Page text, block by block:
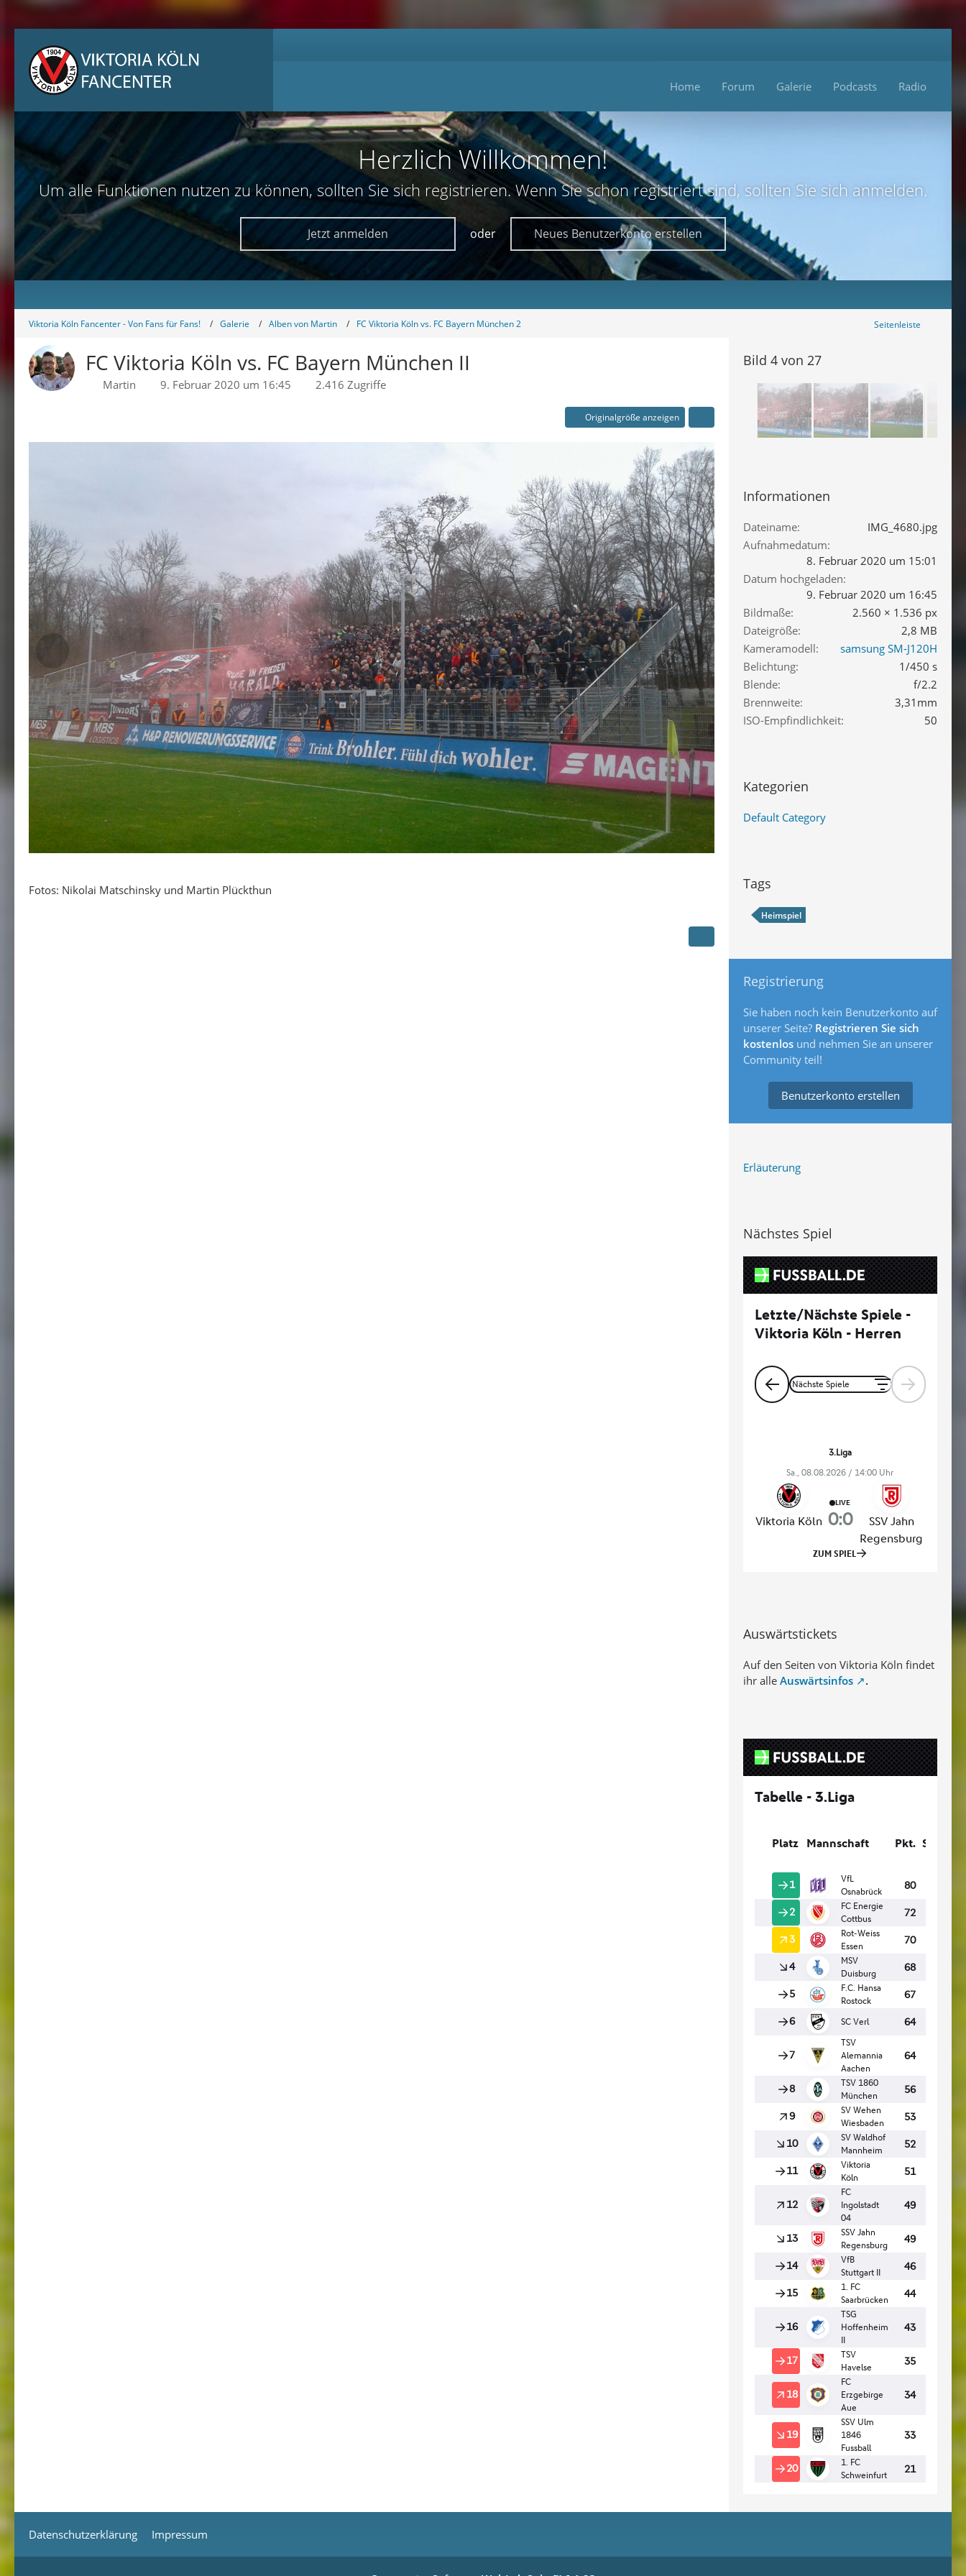
Home Forum Galerie Podcasts Radio
Herzlich Willkommen!
Um alle Funktionen nutzen zu können, sollten Sie sich registrieren. Wenn Sie schon registriert sind, sollten Sie sich anmelden.
Jetzt anmelden oder Neues Benutzerkonto erstellen
Viktoria Köln Fancenter - Von Fans für Fans! Galerie Alben von Martin FC Viktoria Köln vs. FC Bayern München 2 Seitenleiste
FC Viktoria Köln vs. FC Bayern München II
Martin 9. Februar 2020 um 16:45 2.416 Zugriffe
Originalgröße anzeigen
Fotos: Nikolai Matschinsky und Martin Plückthun
Bild 4 von 27
Informationen
Dateiname
IMG_4680.jpg
Aufnahmedatum
8. Februar 2020 um 15:01
Datum hochgeladen
9. Februar 2020 um 16:45
Bildmaße
2.560 × 1.536 px
Dateigröße
2,8 MB
Kameramodell
samsung SM-J120H
Belichtung
1/450 s
Blende
f/2.2
Brennweite
3,31mm
ISO-Empfindlichkeit
50
Kategorien
Default Category
Tags
Heimspiel
Registrierung
Sie haben noch kein Benutzerkonto auf
unserer Seite? Registrieren Sie sich
kostenlos und nehmen Sie an unserer
Community teil!
Benutzerkonto erstellen
Erläuterung
Nächstes Spiel
Auswärtstickets
Auf den Seiten von Viktoria Köln findet
ihr alle Auswärtsinfos .
Datenschutzerklärung Impressum